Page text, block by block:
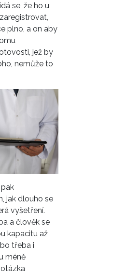
se, že ho u
plno, a on aby
jež by
nemůže to
jak dlouho se
vyšetření.
a člověk se
kapacitu až
třeba i
méně